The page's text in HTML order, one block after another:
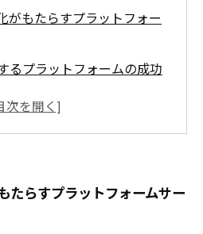
がもたらすプラットフォー
るプラットフォームの成功
ービスが企業に与える影響
ビスの未来：次世代ビジ
たらすプラットフォームサー